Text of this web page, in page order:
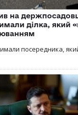
на
ділка, який
посередника,